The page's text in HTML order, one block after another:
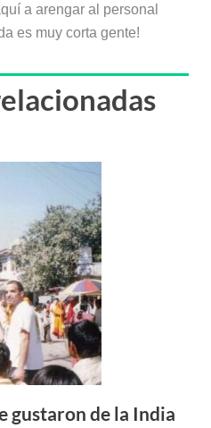
a arengar al personal
es muy corta gente!
gustaron de la India